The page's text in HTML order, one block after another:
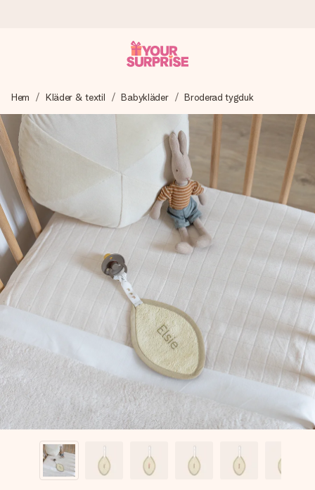
Vi skapar din gåva med omsorg och skickar den blixtsnabbt
– så att du kan ge den i precis rätt tid, när det betyder som
mest.
4,6 (baserat på +15 000 recensioner)
Våra gåvor inspirerar. Kunder ger oss 4,6 på Google
Reviews.
Gratis hälsning
Skapa något unikt med bara några få steg – med hennes
namn, ditt foto eller ett meddelande som verkligen berör
hennes hjärta. Inget krångel, bara med all kärlek för stunden.
Hem Kläder & textil Babykläder Broderad tygduk